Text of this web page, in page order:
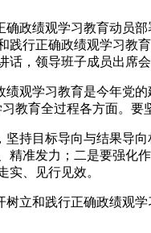
政绩观学习教育动员部
践行正确政绩观学习教
话，领导班子成员出席
学习教育是今年党的
教育全过程各方面。
目标导向与结果导向
精准发力；二是要强化
实、见行见效。
和践行正确政绩观学